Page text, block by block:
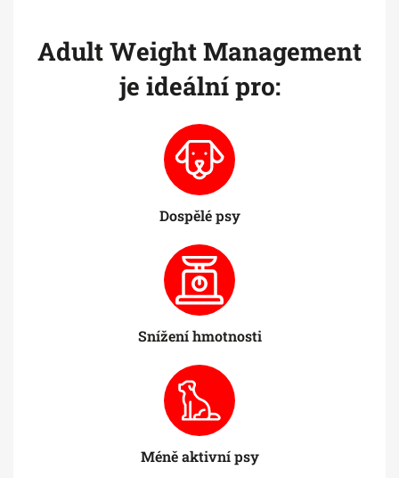
Adult Weight Management
je ideální pro:
Dospělé psy
Snížení hmotnosti
Méně aktivní psy